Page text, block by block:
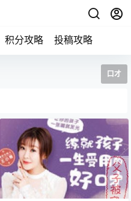
积分攻略 投稿攻略
口才